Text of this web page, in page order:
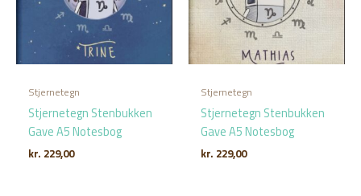
Stjernetegn
Stjernetegn Stenbukken
Gave A5 Notesbog
kr. 229,00
Stjernetegn
Stjernetegn Stenbukken
Gave A5 Notesbog
kr. 229,00